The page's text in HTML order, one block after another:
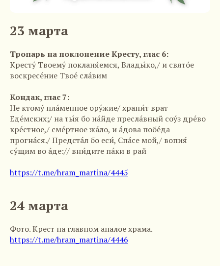
23 марта
Тропарь на поклонение Кресту, глас 6:
Кресту́ Твоему́ покланя́емся, Влады́ко,/ и свято́е
воскресе́ние Твое́ сла́вим
Кондак, глас 7:
Не ктому́ пла́менное ору́жие/ храни́т врат
Еде́мских;/ на ты́я бо на́йде пресла́вный соу́з дре́во
кре́стное,/ сме́ртное жа́ло, и а́дова побе́да
прогна́ся./ Предста́л бо еси́, Спа́се мой,/ вопия́
су́щим во а́де:// вни́дите па́ки в рай
https://t.me/hram_martina/4445
24 марта
Фото. Крест на главном аналое храма.
https://t.me/hram_martina/4446